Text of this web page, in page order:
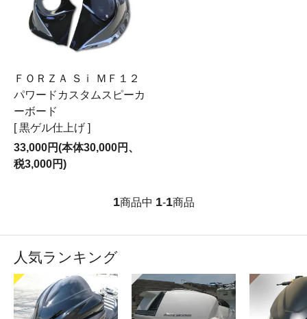
ＦＯＲＺＡ Ｓｉ ＭＦ１２
パワードカスタムスピーカ
ーボード
[ 黒ゲル仕上げ ]
33,000円(本体30,000円、
税3,000円)
1商品中 1-1商品
人気ランキング